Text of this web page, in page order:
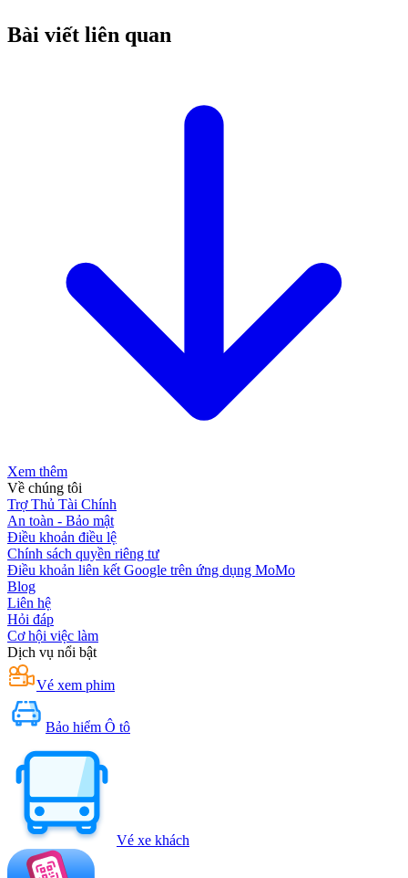
Bài viết liên quan
Xem thêm
Về chúng tôi
Trợ Thủ Tài Chính
An toàn - Bảo mật
Điều khoản điều lệ
Chính sách quyền riêng tư
Điều khoản liên kết Google trên ứng dụng MoMo
Blog
Liên hệ
Hỏi đáp
Cơ hội việc làm
Dịch vụ nổi bật
Vé xem phim
Bảo hiểm Ô tô
Vé xe khách